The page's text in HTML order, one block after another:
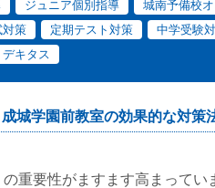
ジュニア個別指導 城南予備校
対策 定期テスト対策
中学受験
デキタス
城学園前教室の効果的な対策
重要性がますます高まってい